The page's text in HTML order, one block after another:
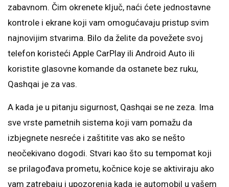
zabavnom. Čim okrenete ključ, naći ćete jednostavne
kontrole i ekrane koji vam omogućavaju pristup svim
najnovijim stvarima. Bilo da želite da povežete svoj
telefon koristeći Apple CarPlay ili Android Auto ili
koristite glasovne komande da ostanete bez ruku,
Qashqai je za vas.
A kada je u pitanju sigurnost, Qashqai se ne zeza. Ima
sve vrste pametnih sistema koji vam pomažu da
izbjegnete nesreće i zaštitite vas ako se nešto
neočekivano dogodi. Stvari kao što su tempomat koji
se prilagođava prometu, kočnice koje se aktiviraju ako
vam zatrebaju i upozorenja kada je automobil u vašem